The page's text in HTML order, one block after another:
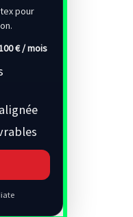
pour
€ / mois